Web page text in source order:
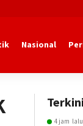
Nasional
Terkini
4 jam lalu